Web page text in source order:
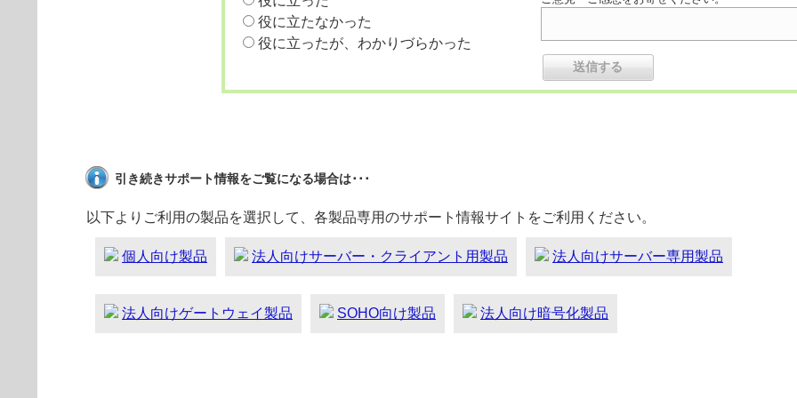
役に立たなかった
役に立ったが、わかりづらかった
引き続きサポート情報をご覧になる場合は･･･
以下よりご利用の製品を選択して、各製品専用のサポート情報サイトをご利用ください。
個人向け製品 法人向けサーバー・クライアント用製品 法人向けサーバー専用製品
法人向けゲートウェイ製品 SOHO向け製品 法人向け暗号化製品